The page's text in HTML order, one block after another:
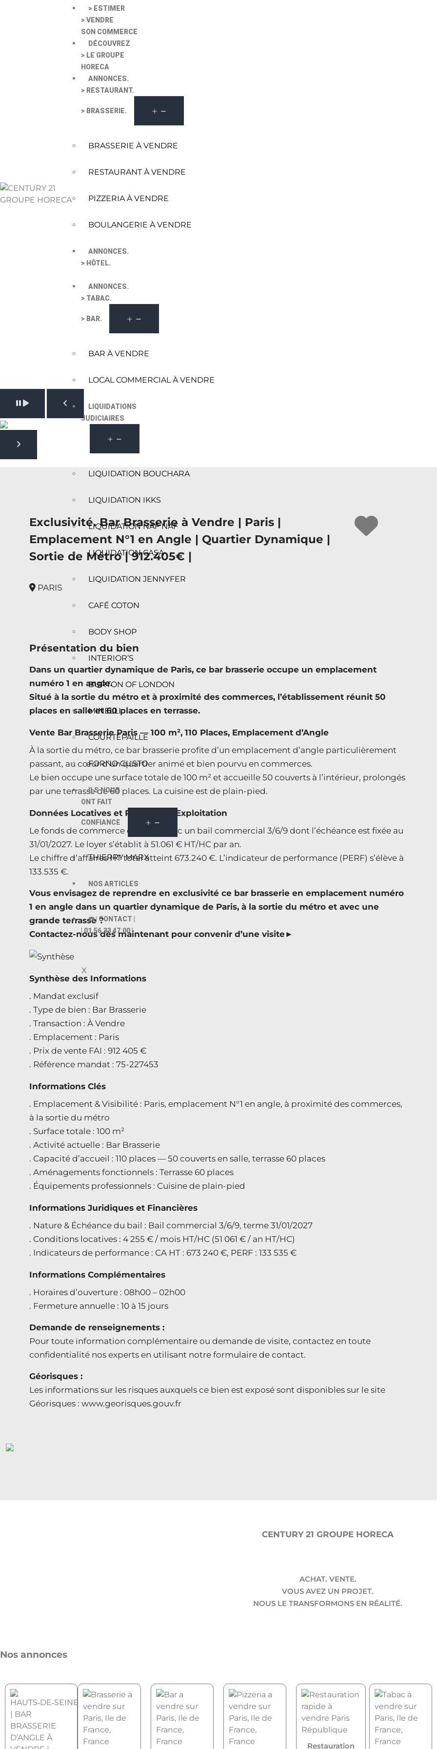
> ESTIMER
> VENDRE
SON COMMERCE
DÉCOUVREZ
> LE GROUPE
HORECA
ANNONCES.
> RESTAURANT.
> BRASSERIE.
BRASSERIE À VENDRE
RESTAURANT À VENDRE
PIZZERIA À VENDRE
BOULANGERIE À VENDRE
ANNONCES.
> HÔTEL.
ANNONCES.
> TABAC.
> BAR.
BAR À VENDRE
LOCAL COMMERCIAL À VENDRE
LIQUIDATIONS
JUDICIAIRES
LIQUIDATION BOUCHARA
LIQUIDATION IKKS
LIQUIDATION NAF NAF
LIQUIDATION CASA
LIQUIDATION JENNYFER
CAFÉ COTON
BODY SHOP
INTERIOR’S
BURTON OF LONDON
MINELLI
COURTEPAILLE
FORNO GUSTO
ILS NOUS
ONT FAIT
CONFIANCE
THIERRY MARX
NOS ARTICLES
☎️ | CONTACT |
| 01.56.33 47.00 |
X
Pause slide rotation
Resume slide rotation
Previous slide
Exclusivité. Bar Brasserie à Vendre | Paris |
Emplacement N°1 en Angle | Quartier Dynamique |
Sortie de Métro | 912.405€ |
PARIS
Présentation du bien
Dans un quartier dynamique de Paris, ce bar brasserie occupe un emplacement
numéro 1 en angle.
Situé à la sortie du métro et à proximité des commerces, l’établissement réunit 50
places en salle et 60 places en terrasse.
Vente Bar Brasserie Paris — 100 m², 110 Places, Emplacement d’Angle
À la sortie du métro, ce bar brasserie profite d’un emplacement d’angle particulièrement
passant, au cœur d’un quartier animé et bien pourvu en commerces.
Le bien occupe une surface totale de 100 m² et accueille 50 couverts à l’intérieur, prolongés
par une terrasse de 60 places. La cuisine est de plain-pied.
Données Locatives et Résultats d’Exploitation
Le fonds de commerce est cédé avec un bail commercial 3/6/9 dont l’échéance est fixée au
31/01/2027. Le loyer s’établit à 51.061 € HT/HC par an.
Le chiffre d’affaires HT total atteint 673.240 €. L’indicateur de performance (PERF) s’élève à
133.535 €.
Vous envisagez de reprendre en exclusivité ce bar brasserie en emplacement numéro
1 en angle dans un quartier dynamique de Paris, à la sortie du métro et avec une
grande terrasse ?
Contactez-nous dès maintenant pour convenir d’une visite►
Synthèse des Informations
. Mandat exclusif
. Type de bien : Bar Brasserie
. Transaction : À Vendre
. Emplacement : Paris
. Prix de vente FAI : 912 405 €
. Référence mandat : 75-227453
Informations Clés
. Emplacement & Visibilité : Paris, emplacement N°1 en angle, à proximité des commerces,
à la sortie du métro
. Surface totale : 100 m²
. Activité actuelle : Bar Brasserie
. Capacité d’accueil : 110 places — 50 couverts en salle, terrasse 60 places
. Aménagements fonctionnels : Terrasse 60 places
. Équipements professionnels : Cuisine de plain-pied
Informations Juridiques et Financières
. Nature & Échéance du bail : Bail commercial 3/6/9, terme 31/01/2027
. Conditions locatives : 4 255 € / mois HT/HC (51 061 € / an HT/HC)
. Indicateurs de performance : CA HT : 673 240 €, PERF : 133 535 €
Informations Complémentaires
. Horaires d’ouverture : 08h00 – 02h00
. Fermeture annuelle : 10 à 15 jours
Demande de renseignements :
Pour toute information complémentaire ou demande de visite, contactez en toute
confidentialité nos experts en utilisant notre formulaire de contact.
Géorisques :
Les informations sur les risques auxquels ce bien est exposé sont disponibles sur le site
Géorisques : www.georisques.gouv.fr
CENTURY 21 GROUPE HORECA
ACHAT. VENTE.
VOUS AVEZ UN PROJET.
NOUS LE TRANSFORMONS EN RÉALITÉ.
Nos annonces
Restauration